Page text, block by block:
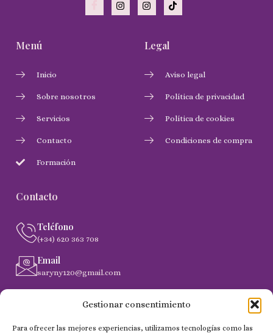
Gestionar consentimiento
Para ofrecer las mejores experiencias, utilizamos tecnologías como las
Menú
Inicio
Sobre nosotros
Servicios
Contacto
Formación
Legal
Aviso legal
Política de privacidad
Política de cookies
Condiciones de compra
Contacto
Teléfono
(+34) 620 363 708
Email
saryny120@gmail.com
Dirección
C. Gobernador Marín Acuña, 53, (35014) Las Palmas de